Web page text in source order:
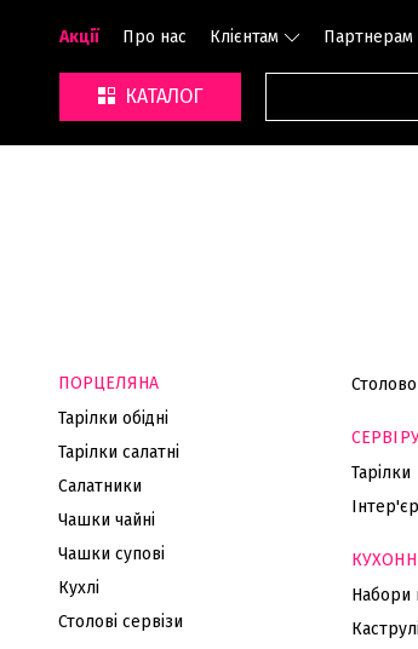
Акції Про нас Клієнтам Партнерам
КАТАЛОГ
ПОРЦЕЛЯНА
Тарілки обідні
Тарілки салатні
Салатники
Чашки чайні
Чашки супові
Кухлі
Столові сервізи
Тарілки
Інтер'єр
Набори